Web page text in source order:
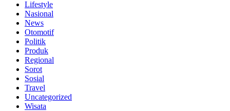
Lifestyle
Nasional
News
Otomotif
Politik
Produk
Regional
Sorot
Sosial
Travel
Uncategorized
Wisata